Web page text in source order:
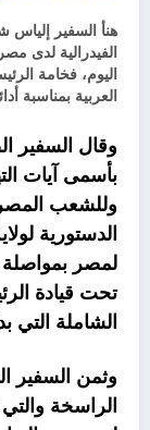
هنأ السفير
الفيدرالية لدى
اليوم، فخامة
العربية بمناسبة
وقال السفير
بأسمى آيات
وللشعب
الدستورية
لمصر بمواصلة
تحت قيادة
الشاملة التي
وثمن السفير
الراسخة